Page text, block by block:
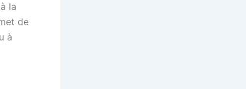
la
de
à